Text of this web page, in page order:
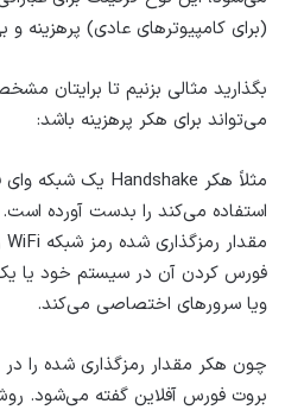
(برای کامپیوترهای عادی) پرهزینه
بگذارید مثالی بزنیم تا برایتان
می‌تواند برای هکر پرهزینه باشد:
استفاده می‌کند را بدست آورده
ویا سرورهای اختصاصی می‌کند.
چون هکر مقدار رمزگذاری شده را
بروت فورس آفلاین گفته می‌شود.